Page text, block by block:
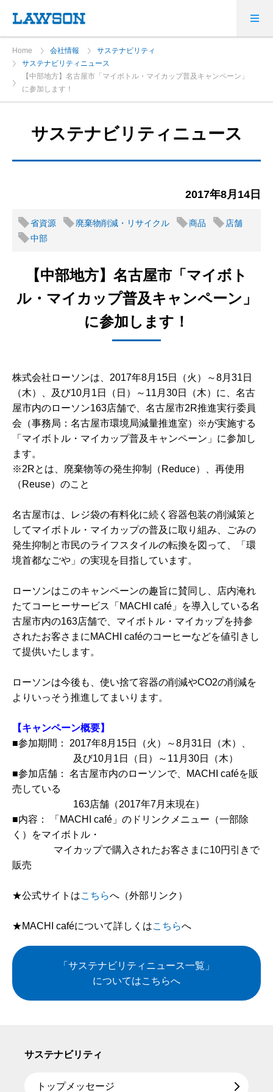
Home 会社情報
サステナビリティ
サステナビリティニュース
【中部地方】名古屋市「マイボトル・マイカップ普及キャンペーン」
に参加します！
サステナビリティニュース
2017年8月14日
省資源 廃棄物削減・リサイクル 商品
店舗
中部
【中部地方】名古屋市「マイボト
ル・マイカップ普及キャンペーン」
に参加します！
株式会社ローソンは、2017年8月15日（火）～8月31日
（木）、及び10月1日（日）～11月30日（木）に、名古
屋市内のローソン163店舗で、名古屋市2R推進実行委員
会（事務局：名古屋市環境局減量推進室）※が実施する
「マイボトル・マイカップ普及キャンペーン」に参加し
ます。
※2Rとは、廃棄物等の発生抑制（Reduce）、再使用
（Reuse）のこと
名古屋市は、レジ袋の有料化に続く容器包装の削減策と
してマイボトル・マイカップの普及に取り組み、ごみの
発生抑制と市民のライフスタイルの転換を図って、「環
境首都なごや」の実現を目指しています。
ローソンはこのキャンペーンの趣旨に賛同し、店内淹れ
たてコーヒーサービス「MACHI café」を導入している名
古屋市内の163店舗で、マイボトル・マイカップを持参
されたお客さまにMACHI caféのコーヒーなどを値引きし
て提供いたします。
ローソンは今後も、使い捨て容器の削減やCO2の削減を
よりいっそう推進してまいります。
【キャンペーン概要】
■参加期間： 2017年8月15日（火）～8月31日（木）、
及び10月1日（日）～11月30日（木）
■参加店舗： 名古屋市内のローソンで、MACHI caféを販
売している
163店舗（2017年7月末現在）
■内容： 「MACHI café」のドリンクメニュー（一部除
く）をマイボトル・
マイカップで購入されたお客さまに10円引きで
販売
★公式サイトはこちらへ（外部リンク）
★MACHI caféについて詳しくはこちらへ
「サステナビリティニュース一覧」
についてはこちらへ
サステナビリティ
トップメッセージ